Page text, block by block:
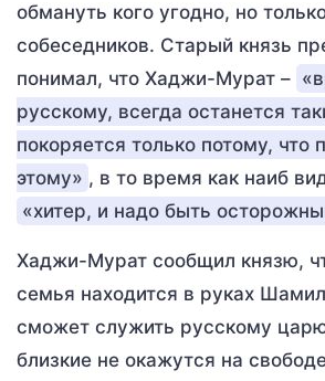
обмануть кого угодно, но
собеседников. Старый князь
понимал, что Хаджи-Мурат –
русскому, всегда останется
покоряется только потому, что
этому» , в то время как наиб
«хитер, и надо быть
Хаджи-Мурат сообщил князю,
семья находится в руках
сможет служить русскому
близкие не окажутся на